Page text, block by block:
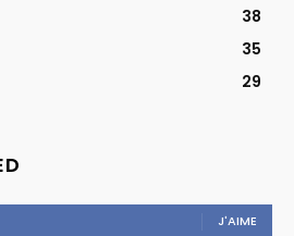
38
35
29
J'AIME